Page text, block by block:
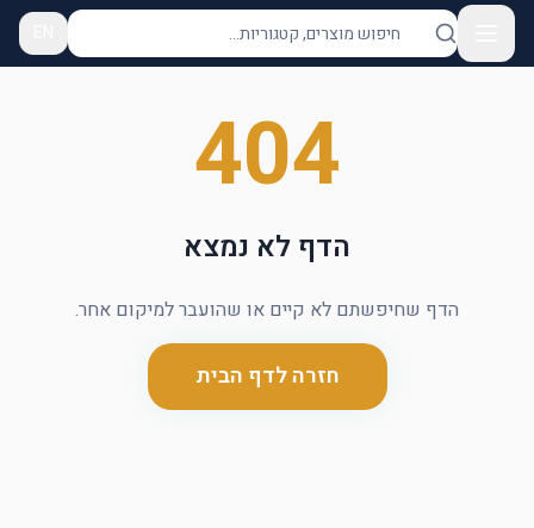
404
הדף לא נמצא
הדף שחיפשתם לא קיים או שהועבר למיקום אחר.
חזרה לדף הבית